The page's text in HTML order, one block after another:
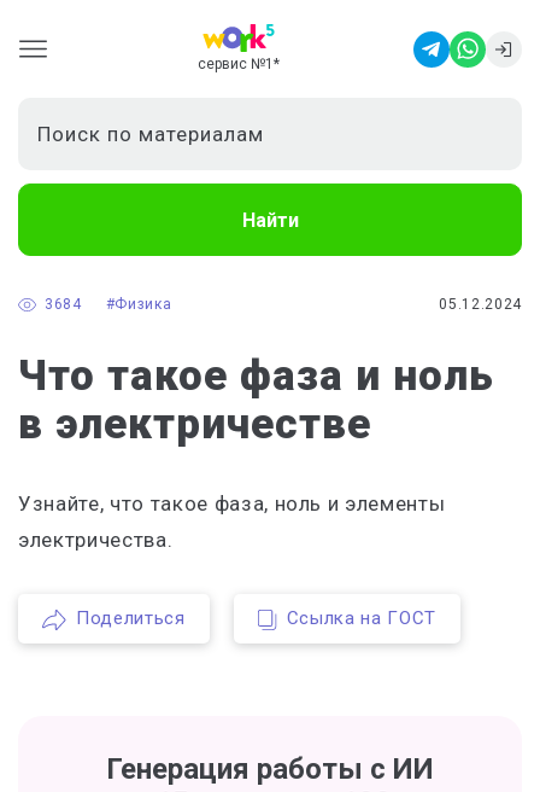
сервис №1 *
Найти
05.12.2024
#Физика
3684
Что такое фаза и ноль
в электричестве
Узнайте, что такое фаза, ноль и элементы
электричества.
Поделиться Ссылка на ГОСТ
Генерация работы с ИИ